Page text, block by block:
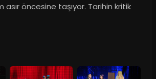
asır öncesine taşıyor. Tarihin kritik